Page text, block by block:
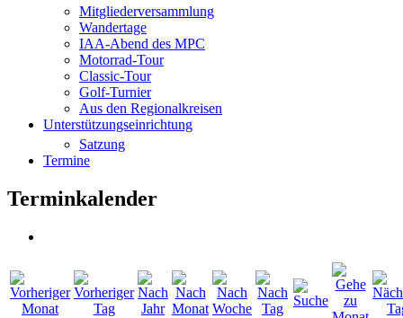
Mitgliederversammlung
Wandertage
IAA-Abend des MPC
Motorrad-Tour
Classic-Tour
Golf-Turnier
Aus den Regionalkreisen
Unterstützungseinrichtung
Satzung
Termine
Terminkalender